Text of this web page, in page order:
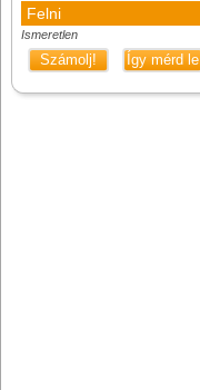
Felni
Ismeretlen
Számolj! Így mérd le